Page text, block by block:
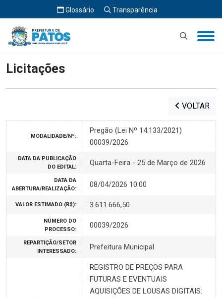
Glossário Transparência
Início Licitações
Licitações
VOLTAR
MODALIDADE/Nº:
Pregão (Lei Nº 14.133/2021)
00039/2026
DATA DA PUBLICAÇÃO
DO EDITAL:
Quarta-Feira - 25 de Março de 2026
DATA DA
ABERTURA/REALIZAÇÃO:
08/04/2026 10:00
VALOR ESTIMADO (R$): 3.611.666,50
NÚMERO DO
PROCESSO:
00039/2026
REPARTIÇÃO/SETOR
INTERESSADO:
Prefeitura Municipal
REGISTRO DE PREÇOS PARA
FUTURAS E EVENTUAIS
AQUISIÇÕES DE LOUSAS DIGITAIS: